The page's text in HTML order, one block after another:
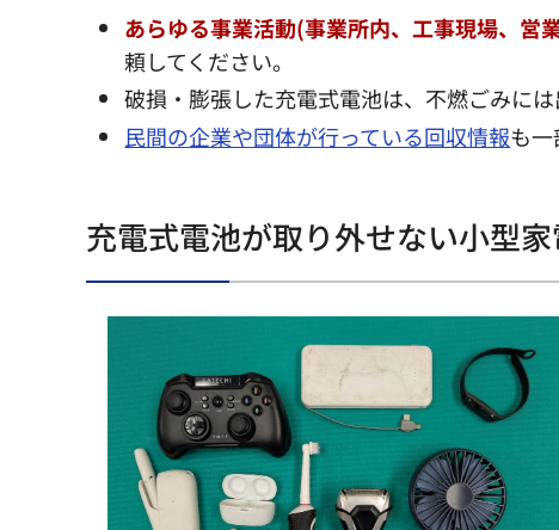
あらゆる事業活動(事業所内、工事現場、営
頼してください。
破損・膨張した充電式電池は、不燃ごみには
民間の企業や団体が行っている回収情報も一
充電式電池が取り外せない小型